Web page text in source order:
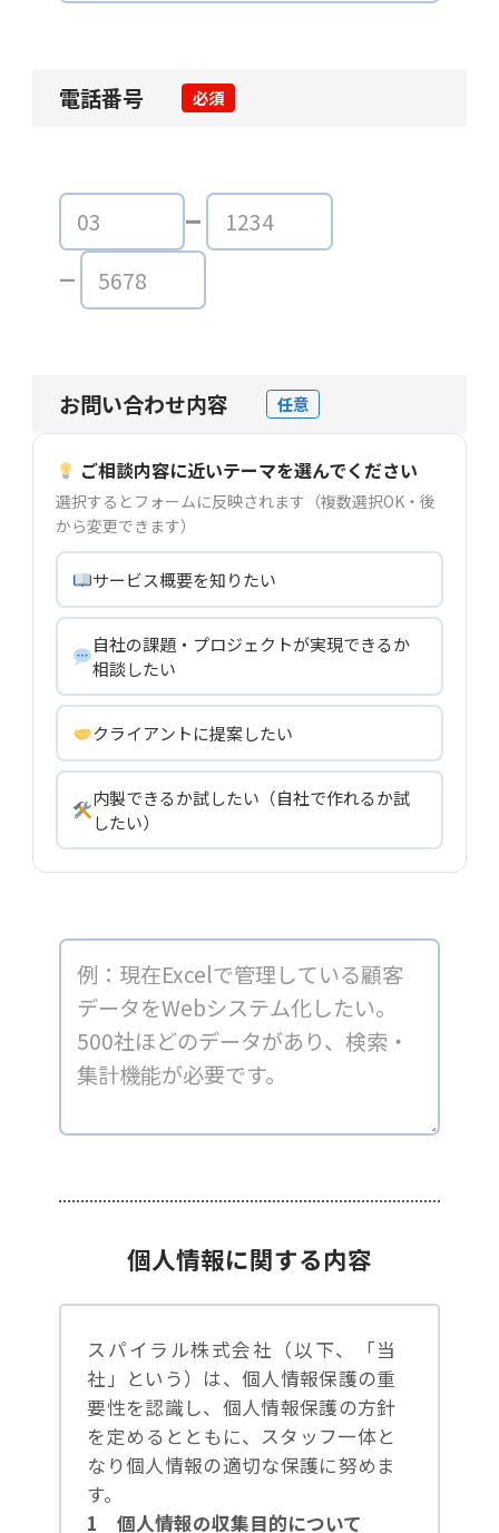
電話番号 必須
お問い合わせ内容 任意
ご相談内容に近いテーマを選んでください
選択するとフォームに反映されます（複数選択OK・後
から変更できます）
サービス概要を知りたい
自社の課題・プロジェクトが実現できるか
相談したい
クライアントに提案したい
内製できるか試したい（自社で作れるか試
したい）
個人情報に関する内容
スパイラル株式会社（以下、「当
社」という）は、個人情報保護の重
要性を認識し、個人情報保護の方針
を定めるとともに、スタッフ一体と
なり個人情報の適切な保護に努めま
す。
1 個人情報の収集目的について